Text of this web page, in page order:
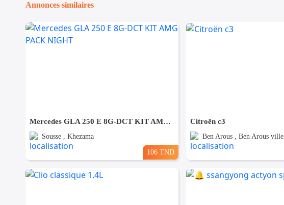
Annonces similaires
Mercedes GLA 250 E 8G-DCT KIT AMG PACK NIGHT
Sousse , Khezama
106 TND
Citroën c3
Ben Arous , Ben Arous ville